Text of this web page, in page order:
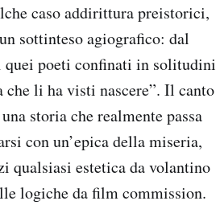
caso addirittura preistorici,
sottinteso agiografico: dal
quei poeti confinati in solitudini
che li ha visti nascere”. Il canto
storia che realmente passa
con un’epica della miseria,
qualsiasi estetica da volantino
logiche da film commission.